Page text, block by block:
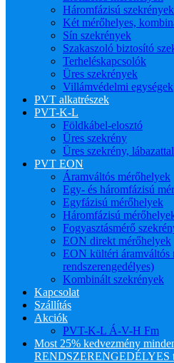
Háromfázisú szekrények
Két mérőhelyes,
Sín szekrények
Szakaszoló biztosító
Terheléskapcsolók
Üres szekrények
Villámvédelmi egységek
PVT alkatrészek
PVT-K-L
Földkábel-elosztó
Üres szekrény
Üres szekrény, lábazattal
PVT EON
Áramváltós mérőhelyek
Egy- és háromfázisú
Egyfázisú mérőhelyek
Háromfázisú
Fogyasztásmérő
EON direkt mérőhelyek
EON kültéri áramváltós
rendszerengedélyes)
Kombinált szekrények
Kapcsolat
Szállítás
Akciók
PVT-K-L Á-V-H Fm
Most 25% kedvezmény
RENDSZERENGEDÉLYES